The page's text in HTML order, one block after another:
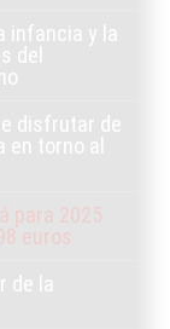
infancia y la
del
disfrutar de
torno al
para 2025
euros
de la